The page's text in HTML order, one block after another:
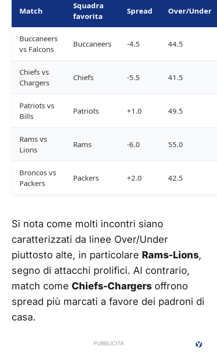
Match
Squadra
favorita
Spread Over/Under
Buccaneers
vs Falcons
Buccaneers -4.5 44.5
Chiefs vs
Chargers
Chiefs -5.5 41.5
Patriots vs
Bills
Patriots +1.0 49.5
Rams vs
Lions
Rams -6.0 55.0
Broncos vs
Packers
Packers +2.0 42.5
Si nota come molti incontri siano
caratterizzati da linee Over/Under
piuttosto alte, in particolare Rams-Lions,
segno di attacchi prolifici. Al contrario,
match come Chiefs-Chargers offrono
spread più marcati a favore dei padroni di
casa.